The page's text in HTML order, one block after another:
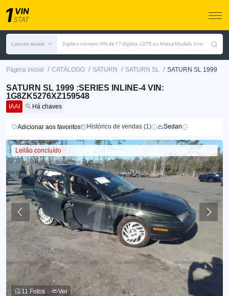
Lances atuais Digite o número VIN de 17 dígitos, LOTE ou Marca Modelo Ano
Página inicial / CATÁLOGO / SATURN / SATURN SL / SATURN SL 1999
SATURN SL 1999 :SERIES INLINE-4 VIN:
1G8ZK5276XZ159548
IAAI Há chaves
Adicionar aos favoritos Histórico de vendas (1) Sedan
Leilão concluído
11 Fotos Ver